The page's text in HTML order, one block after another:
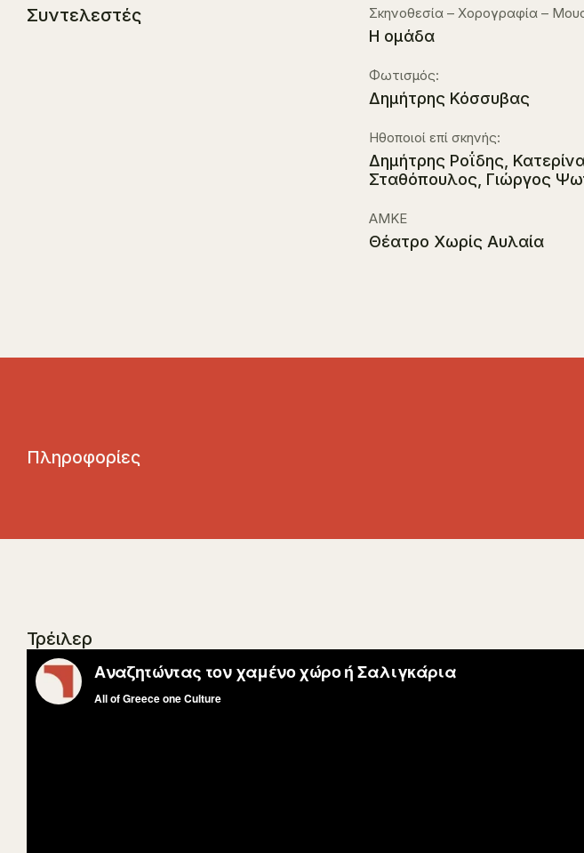
Συντελεστές Σκηνοθεσία – Χορογραφία –
Η ομάδα
Φωτισμός:
Δημήτρης Κόσσυβας
Ηθοποιοί επί σκηνής:
Δημήτρης Ροΐδης,
Σταθόπουλος, Γιώργος
ΑΜΚΕ
Θέατρο Χωρίς Αυλαία
Πληροφορίες
Τρέιλερ